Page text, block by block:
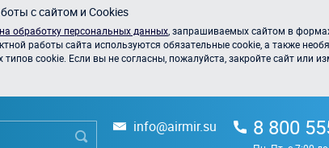
с сайтом и Cookies
обработку персональных данных , запрашиваемых сайтом в
работы сайта используются обязательные cookie, а также
cookie. Если вы не согласны, пожалуйста, закройте сайт или
info@airmir.su 8 800